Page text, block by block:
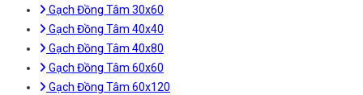
Gạch Đồng Tâm 30x60
Gạch Đồng Tâm 40x40
Gạch Đồng Tâm 40x80
Gạch Đồng Tâm 60x60
Gạch Đồng Tâm 60x120